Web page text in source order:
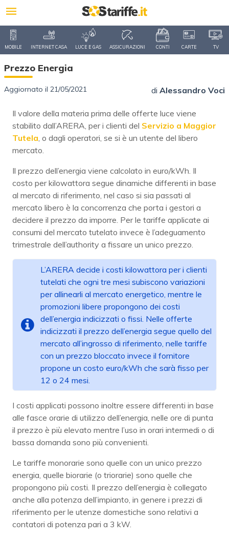
MOBILE INTERNET CASA LUCE E GAS ASSICURAZIONI CONTI CARTE TV
Prezzo Energia
Aggiornato il 21/05/2021 di Alessandro Voci
Il valore della materia prima delle offerte luce viene
stabilito dall’ARERA, per i clienti del Servizio a Maggior
Tutela, o dagli operatori, se si è un utente del libero
mercato.
Il prezzo dell’energia viene calcolato in euro/kWh. Il
costo per kilowattora segue dinamiche differenti in base
al mercato di riferimento, nel caso si sia passati al
mercato libero è la concorrenza che porta i gestori a
decidere il prezzo da imporre. Per le tariffe applicate ai
consumi del mercato tutelato invece è l’adeguamento
trimestrale dell’authority a fissare un unico prezzo.
L’ARERA decide i costi kilowattora per i clienti
tutelati che ogni tre mesi subiscono variazioni
per allinearli al mercato energetico, mentre le
promozioni libere propongono dei costi
dell’energia indicizzati o fissi. Nelle offerte
indicizzati il prezzo dell’energia segue quello del
mercato all’ingrosso di riferimento, nelle tariffe
con un prezzo bloccato invece il fornitore
propone un costo euro/kWh che sarà fisso per
12 o 24 mesi.
I costi applicati possono inoltre essere differenti in base
alle fasce orarie di utilizzo dell’energia, nelle ore di punta
il prezzo è più elevato mentre l’uso in orari intermedi o di
bassa domanda sono più convenienti.
Le tariffe monorarie sono quelle con un unico prezzo
energia, quelle biorarie (o triorarie) sono quelle che
propongono più costi. Il prezzo dell’energia è collegato
anche alla potenza dell’impianto, in genere i prezzi di
riferimento per le utenze domestiche sono relativi a
contatori di potenza pari a 3 kW.